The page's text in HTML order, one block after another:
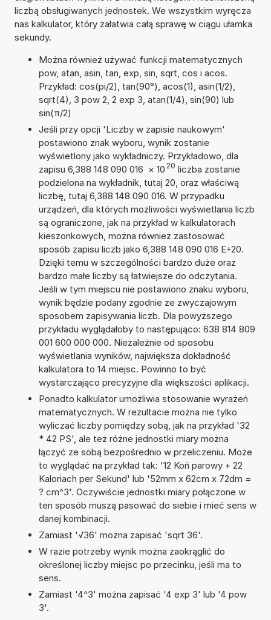
liczbą obsługiwanych jednostek. We wszystkim wyręcza
nas kalkulator, który załatwia całą sprawę w ciągu ułamka
sekundy.
Można również używać funkcji matematycznych
pow, atan, asin, tan, exp, sin, sqrt, cos i acos.
Przykład: cos(pi/2), tan(90°), acos(1), asin(1/2),
sqrt(4), 3 pow 2, 2 exp 3, atan(1/4), sin(90) lub
sin(π/2)
Jeśli przy opcji 'Liczby w zapisie naukowym'
postawiono znak wyboru, wynik zostanie
wyświetlony jako wykładniczy. Przykładowo, dla
zapisu 6,388 148 090 016 × 10 20 liczba zostanie
podzielona na wykładnik, tutaj 20, oraz właściwą
liczbę, tutaj 6,388 148 090 016. W przypadku
urządzeń, dla których możliwości wyświetlania liczb
są ograniczone, jak na przykład w kalkulatorach
kieszonkowych, można również zastosować
sposób zapisu liczb jako 6,388 148 090 016 E+20.
Dzięki temu w szczególności bardzo duże oraz
bardzo małe liczby są łatwiejsze do odczytania.
Jeśli w tym miejscu nie postawiono znaku wyboru,
wynik będzie podany zgodnie ze zwyczajowym
sposobem zapisywania liczb. Dla powyższego
przykładu wyglądałoby to następująco: 638 814 809
001 600 000 000. Niezależnie od sposobu
wyświetlania wyników, największa dokładność
kalkulatora to 14 miejsc. Powinno to być
wystarczająco precyzyjne dla większości aplikacji.
Ponadto kalkulator umożliwia stosowanie wyrażeń
matematycznych. W rezultacie można nie tylko
wyliczać liczby pomiędzy sobą, jak na przykład '32
* 42 PS', ale też różne jednostki miary można
łączyć ze sobą bezpośrednio w przeliczeniu. Może
to wyglądać na przykład tak: '12 Koń parowy + 22
Kaloriach per Sekund' lub '52mm x 62cm x 72dm =
? cm^3'. Oczywiście jednostki miary połączone w
ten sposób muszą pasować do siebie i mieć sens w
danej kombinacji.
Zamiast '√36' można zapisać 'sqrt 36'.
W razie potrzeby wynik można zaokrąglić do
określonej liczby miejsc po przecinku, jeśli ma to
sens.
Zamiast '4^3' można zapisać '4 exp 3' lub '4 pow
3'.